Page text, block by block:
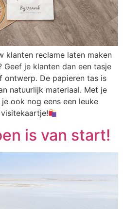
klanten reclame laten maken
je klanten dan een tasje
ontwerp. De papieren tas is
natuurlijk materiaal. Met je
ook nog eens een leuke
is van start!